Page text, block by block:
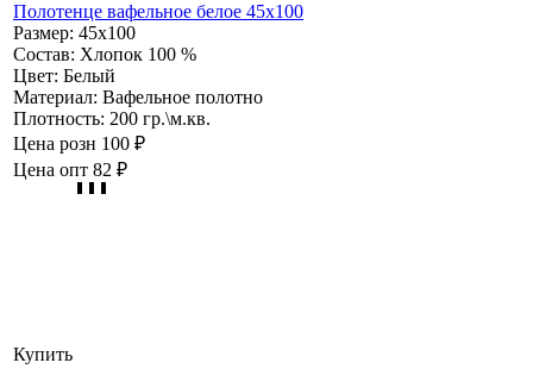
Полотенце вафельное белое 45х100
Размер: 45х100
Состав: Хлопок 100 %
Цвет: Белый
Материал: Вафельное полотно
Плотность: 200 гр.\м.кв.
Цена розн 100 ₽
Цена опт 82 ₽
Купить